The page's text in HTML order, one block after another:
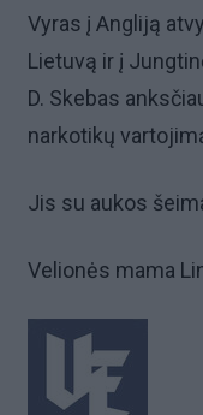
Vyras į Angliją
Lietuvą ir į
D. Skebas
narkotikų
Jis su aukos
Velionės mama